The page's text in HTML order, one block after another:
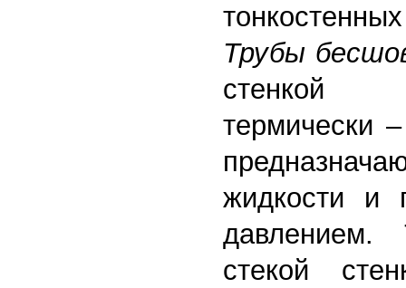
Трубы
стенкой
термически
жидкости и
стекой